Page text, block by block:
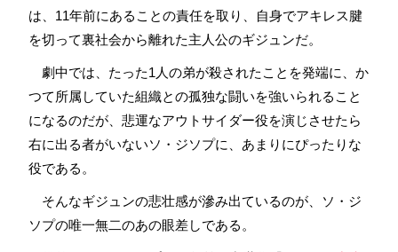
は、11年前にあることの責任を取り、自身でアキレス腱
を切って裏社会から離れた主人公のギジュンだ。
劇中では、たった1人の弟が殺されたことを発端に、か
つて所属していた組織との孤独な闘いを強いられること
になるのだが、悲運なアウトサイダー役を演じさせたら
右に出る者がいないソ・ジソプに、あまりにぴったりな
役である。
そんなギジュンの悲壮感が滲み出ているのが、ソ・ジ
ソプの唯一無二のあの眼差しである。